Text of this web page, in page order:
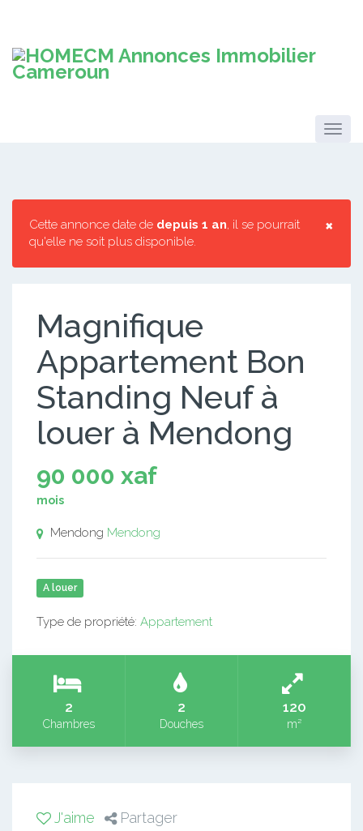
×
Cette annonce date de depuis 1 an, il se pourrait
qu'elle ne soit plus disponible.
Magnifique
Appartement Bon
Standing Neuf à
louer à Mendong
90 000 xaf
mois
Mendong Mendong
A louer
Type de propriété: Appartement
2
Chambres
2
Douches
120
m²
J'aime Partager